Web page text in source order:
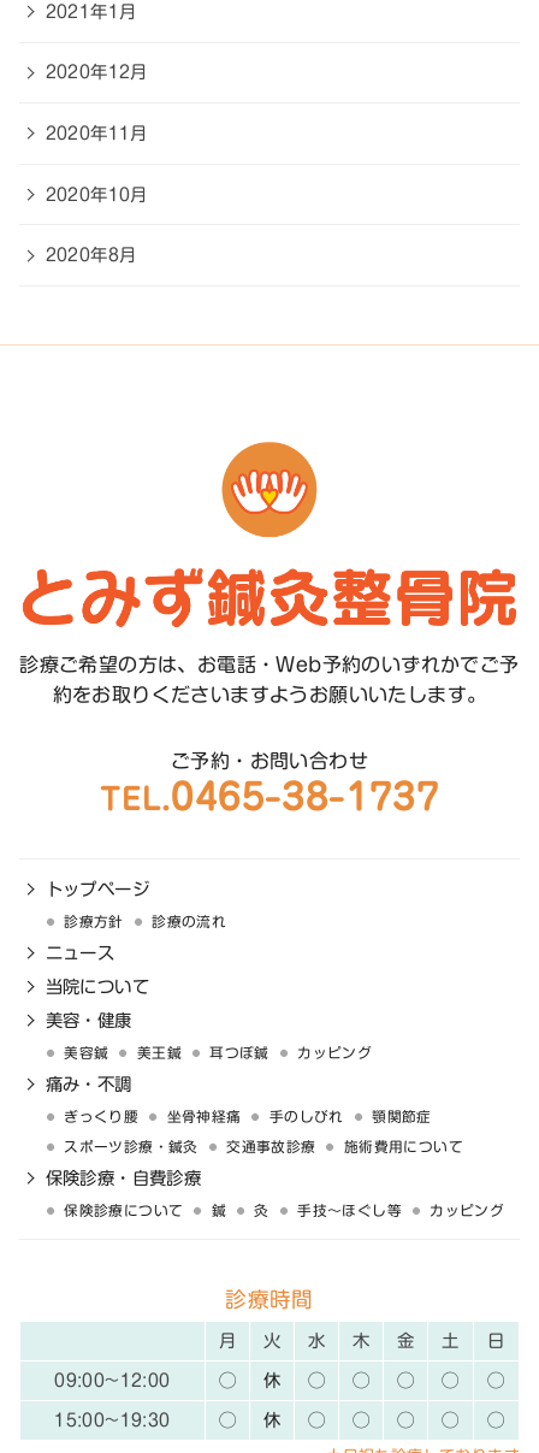
2021年1月
2020年12月
2020年11月
2020年10月
2020年8月
診療ご希望の方は、お電話・Web予約のいずれかでご予
約をお取りくださいますようお願いいたします。
ご予約・お問い合わせ
TEL.0465-38-1737
トップページ
診療方針 診療の流れ
ニュース
当院について
美容・健康
美容鍼 美王鍼 耳つぼ鍼 カッピング
痛み・不調
ぎっくり腰 坐骨神経痛 手のしびれ 顎関節症
スポーツ診療・鍼灸 交通事故診療 施術費用について
保険診療・自費診療
保険診療について 鍼 灸 手技〜ほぐし等 カッピング
診療時間
月 火 水 木 金 土 日
09:00~12:00 ◯ 休 ◯ ◯ ◯ ◯ ◯
15:00~19:30 ◯ 休 ◯ ◯ ◯ ◯ ◯